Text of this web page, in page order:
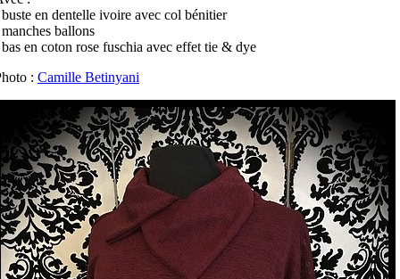
en dentelle ivoire avec col bénitier
ballons
en coton rose fuschia avec effet tie & dye
: Camille Betinyani